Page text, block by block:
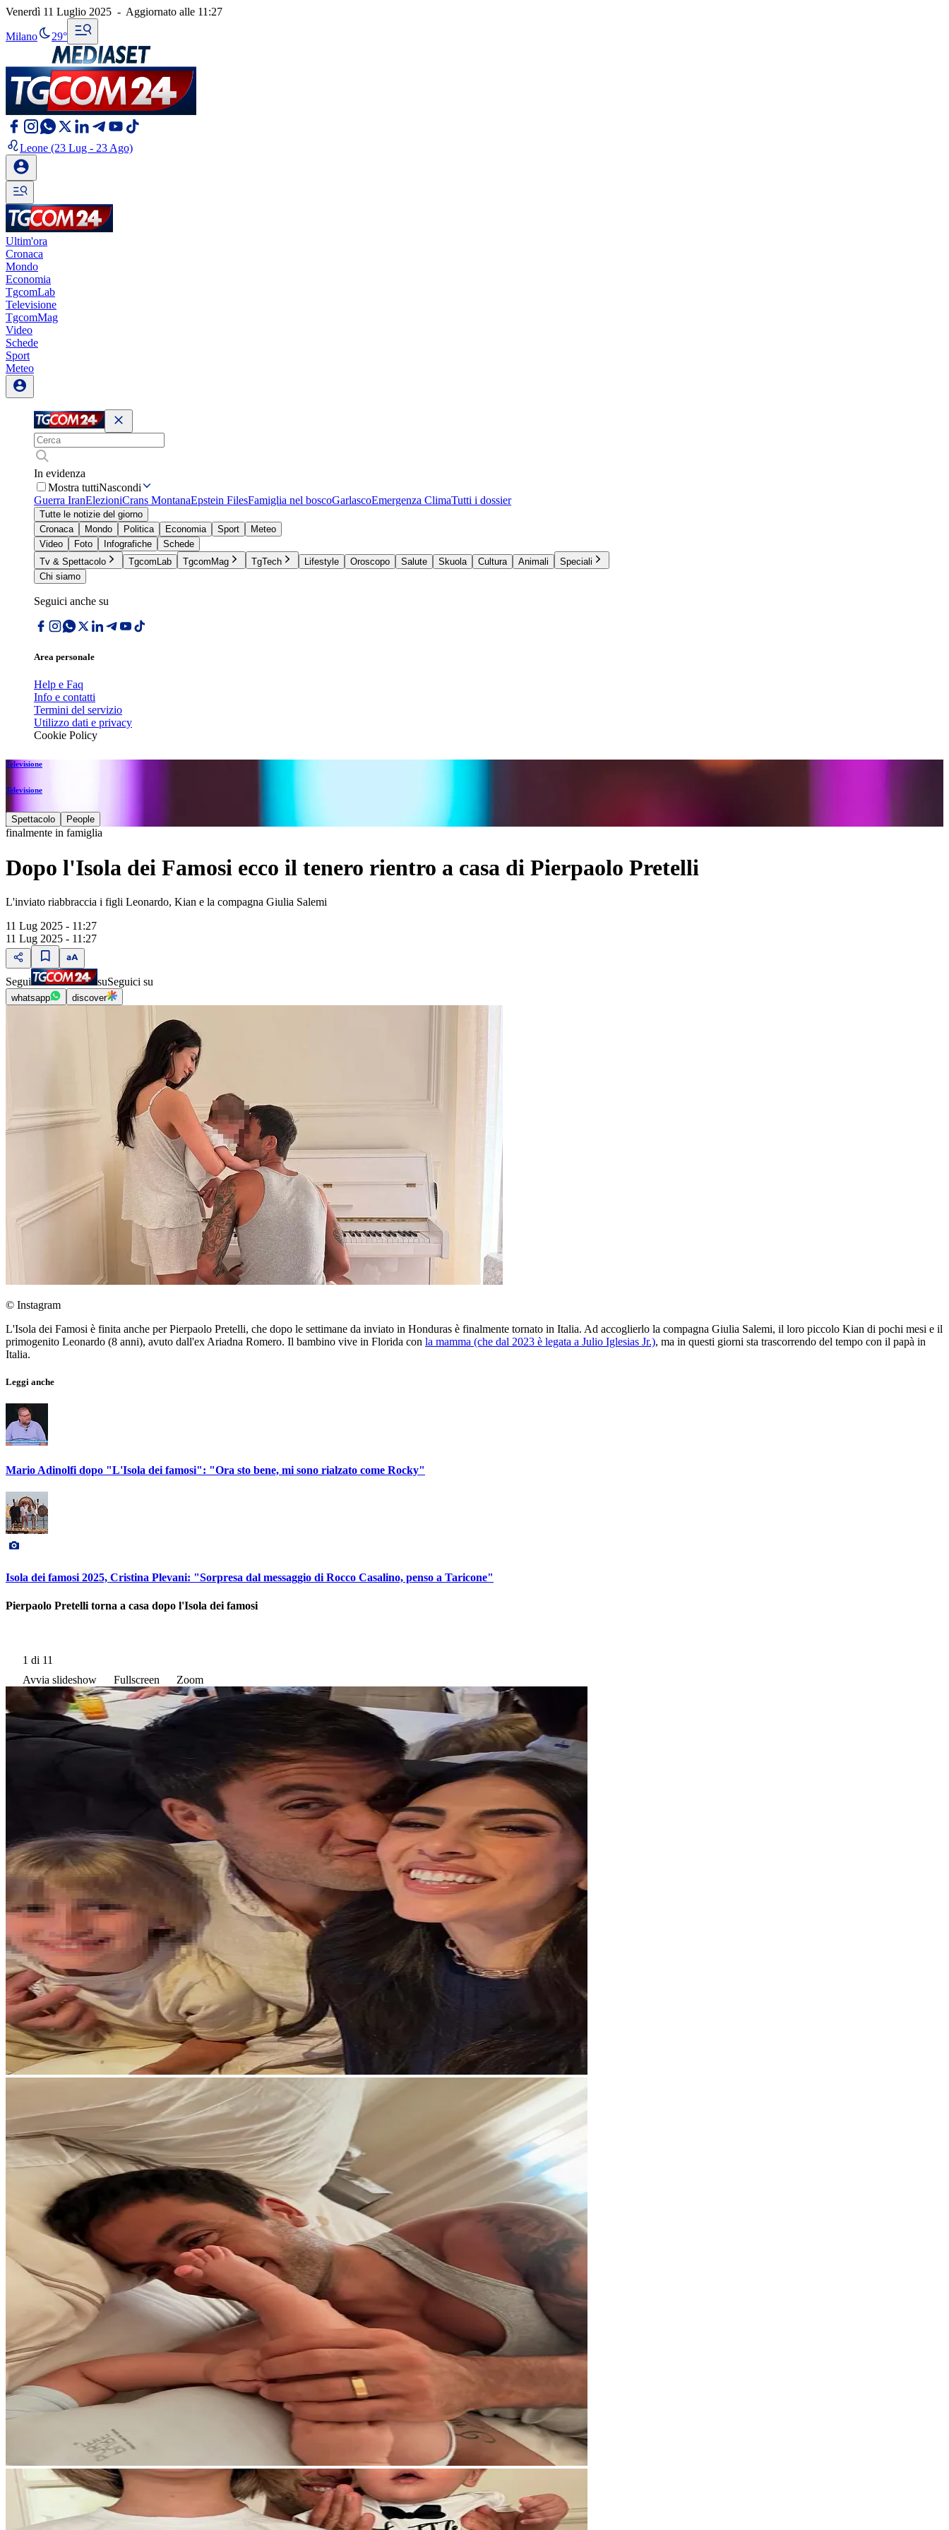
Venerdì 11 Luglio 2025 - Aggiornato alle 11:27
Milano 29°
Leone (23 Lug - 23 Ago)
Ultim'ora
Cronaca
Mondo
Economia
TgcomLab
Televisione
TgcomMag
Video
Schede
Sport
Meteo
In evidenza
Mostra tuttiNascondi
Guerra IranElezioniCrans MontanaEpstein FilesFamiglia nel boscoGarlascoEmergenza ClimaTutti i dossier
Tutte le notizie del giorno
Cronaca
Mondo Politica Economia Sport
Meteo
Video
Foto Infografiche
Schede
Tv & Spettacolo
TgcomLab TgcomMag TgTech Lifestyle Oroscopo Salute Skuola Cultura Animali
Speciali
Chi siamo
Seguici anche su
Area personale
Help e Faq
Info e contatti
Termini del servizio
Utilizzo dati e privacy
Cookie Policy
Televisione
Televisione
Spettacolo People
finalmente in famiglia
Dopo l'Isola dei Famosi ecco il tenero rientro a casa di Pierpaolo Pretelli
L'inviato riabbraccia i figli Leonardo, Kian e la compagna Giulia Salemi
11 Lug 2025 - 11:27
11 Lug 2025 - 11:27
Segui suSeguici su
whatsapp discover
© Instagram
L'Isola dei Famosi è finita anche per Pierpaolo Pretelli, che dopo le settimane da inviato in Honduras è finalmente tornato in Italia. Ad accoglierlo la compagna Giulia Salemi, il loro piccolo Kian di pochi mesi e il
primogenito Leonardo (8 anni), avuto dall'ex Ariadna Romero. Il bambino vive in Florida con la mamma (che dal 2023 è legata a Julio Iglesias Jr.), ma in questi giorni sta trascorrendo del tempo con il papà in
Italia.
Leggi anche
Mario Adinolfi dopo "L'Isola dei famosi": "Ora sto bene, mi sono rialzato come Rocky"
Isola dei famosi 2025, Cristina Plevani: "Sorpresa dal messaggio di Rocco Casalino, penso a Taricone"
Pierpaolo Pretelli torna a casa dopo l'Isola dei famosi
1 di 11
Avvia slideshow
Fullscreen Zoom